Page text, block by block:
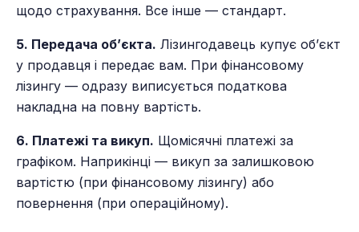
щодо страхування. Все інше — стандарт.
5. Передача об’єкта. Лізингодавець купує об’єкт
у продавця і передає вам. При фінансовому
лізингу — одразу виписується податкова
накладна на повну вартість.
6. Платежі та викуп. Щомісячні платежі за
графіком. Наприкінці — викуп за залишковою
вартістю (при фінансовому лізингу) або
повернення (при операційному).